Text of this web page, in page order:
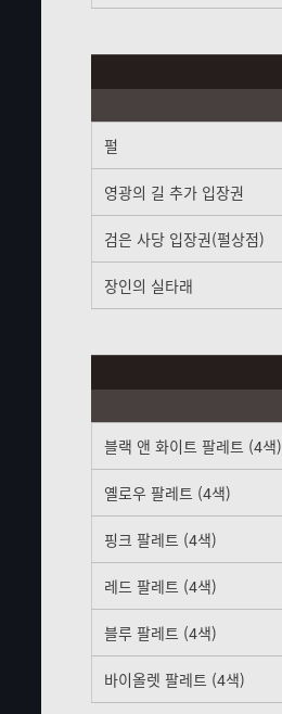
펄
영광의 길 추가 입장권
검은 사당 입장권(펄상점)
장인의 실타래
블랙 앤 화이트 팔레트 (4색)
옐로우 팔레트 (4색)
핑크 팔레트 (4색)
레드 팔레트 (4색)
블루 팔레트 (4색)
바이올렛 팔레트 (4색)